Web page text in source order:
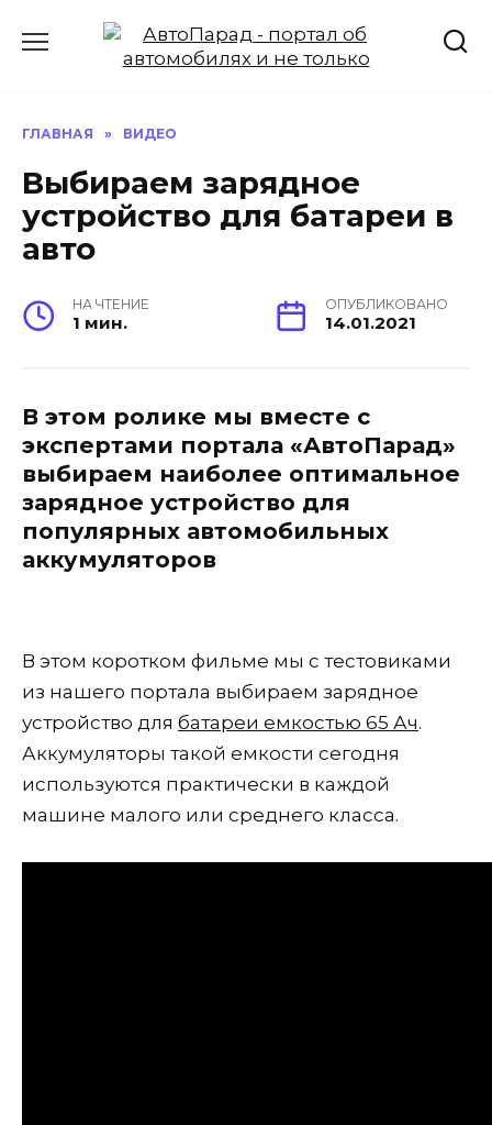
содержанию
ГЛАВНАЯ » ВИДЕО
Выбираем зарядное
устройство для батареи в
авто
НА ЧТЕНИЕ
1 мин.
ОПУБЛИКОВАНО
14.01.2021
В этом ролике мы вместе с
экспертами портала «АвтоПарад»
выбираем наиболее оптимальное
зарядное устройство для
популярных автомобильных
аккумуляторов
В этом коротком фильме мы с тестовиками
из нашего портала выбираем зарядное
устройство для батареи емкостью 65 Ач.
Аккумуляторы такой емкости сегодня
используются практически в каждой
машине малого или среднего класса.